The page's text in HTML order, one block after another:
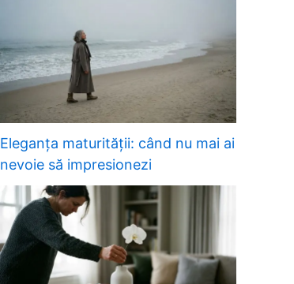
Eleganța maturității: când nu mai ai
nevoie să impresionezi